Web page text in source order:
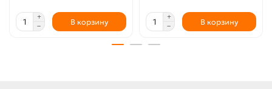
В корзину В корзину